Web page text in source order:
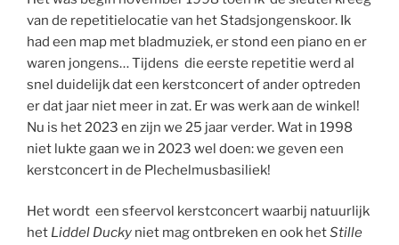
van de repetitielocatie van het Stadsjongenskoor. Ik
had een map met bladmuziek, er stond een piano en er
waren jongens… Tijdens die eerste repetitie werd al
snel duidelijk dat een kerstconcert of ander optreden
er dat jaar niet meer in zat. Er was werk aan de winkel!
Nu is het 2023 en zijn we 25 jaar verder. Wat in 1998
niet lukte gaan we in 2023 wel doen: we geven een
kerstconcert in de Plechelmusbasiliek!
Het wordt een sfeervol kerstconcert waarbij natuurlijk
het Liddel Ducky niet mag ontbreken en ook hetStille